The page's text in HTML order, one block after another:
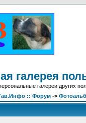
галерея
галереи других
:: Форум ->